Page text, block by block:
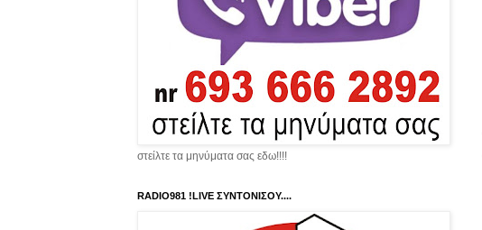
στείλτε τα μηνύματα σας εδω!!!!
RADIO981 !LIVE ΣΥΝΤΟΝΙΣΟΥ....